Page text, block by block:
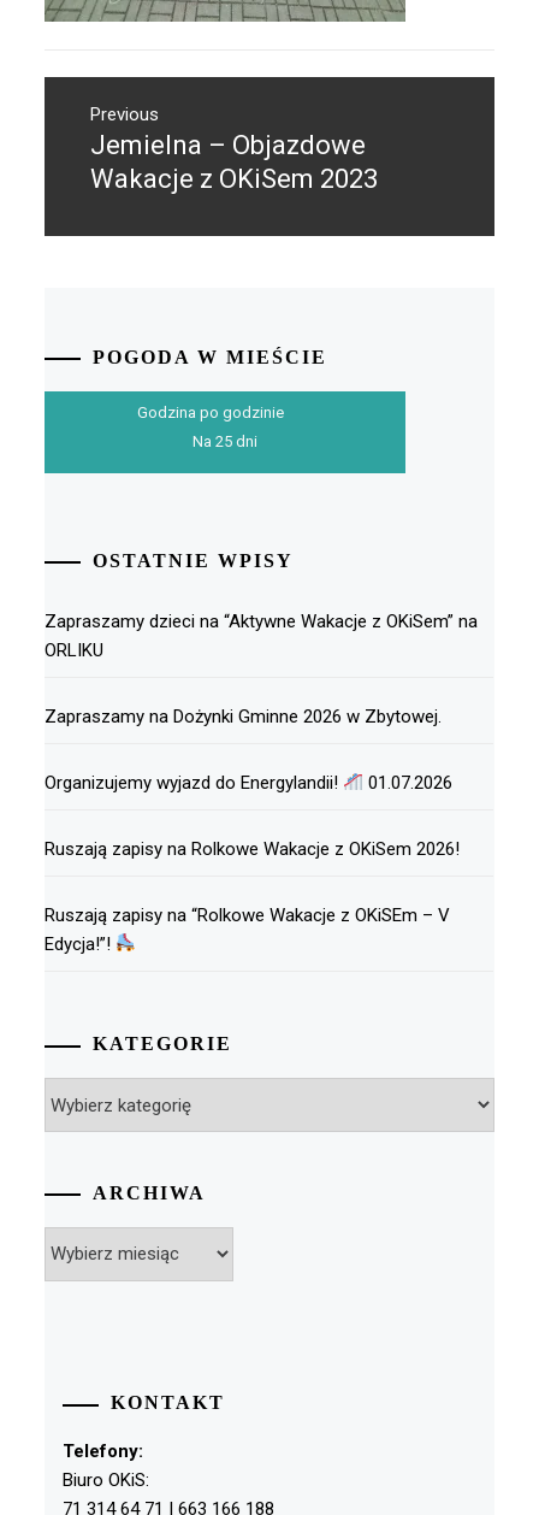
wpisuPrevious
Previous
post:
Jemielna – Objazdowe
Wakacje z OKiSem 2023
POGODA W MIEŚCIE
Godzina po godzinie
Na 25 dni
OSTATNIE WPISY
Zapraszamy dzieci na “Aktywne Wakacje z OKiSem” na
ORLIKU
Zapraszamy na Dożynki Gminne 2026 w Zbytowej.
Organizujemy wyjazd do Energylandii! 01.07.2026
Ruszają zapisy na Rolkowe Wakacje z OKiSem 2026!
Ruszają zapisy na “Rolkowe Wakacje z OKiSEm – V
Edycja!”!
KATEGORIE
ARCHIWA
KONTAKT
Telefony:
Biuro OKiS:
71 314 64 71 | 663 166 188